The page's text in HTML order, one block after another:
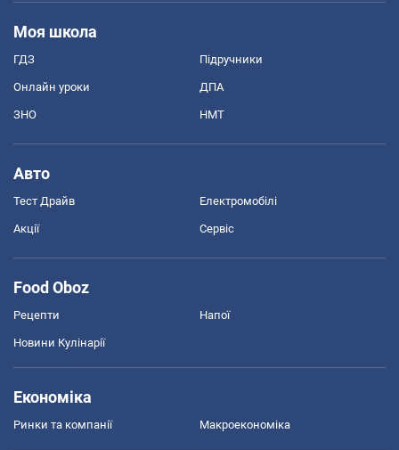
Моя школа
ГДЗ Підручники
Онлайн уроки ДПА
ЗНО НМТ
Авто
Тест Драйв Електромобілі
Акції Сервіс
Food Oboz
Рецепти Напої
Новини Кулінарії
Економіка
Ринки та компанії Макроекономіка